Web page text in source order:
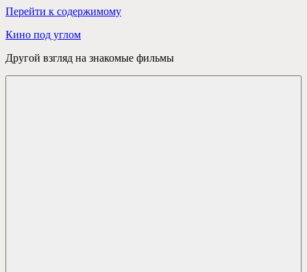
Перейти к содержимому
Кино под углом
Другой взгляд на знакомые фильмы